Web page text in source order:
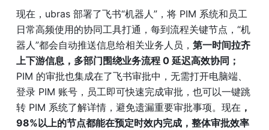
现在，ubras 部署了飞书“机器人”，将 PIM 系统和员工
日常高频使用的协同工具打通，每到流程关键节点，“机
器人”都会自动推送信息给相关业务人员， 第一时间拉齐
上下游信息，多部门围绕业务流程 0 延迟高效协同；
PIM 的审批也集成在了飞书审批中，无需打开电脑端、
登录 PIM 账号，员工即可快速完成审批，也可以一键跳
转 PIM 系统了解详情，避免遗漏重要审批事项。现在 ，
98%以上的节点都能在预定时效内完成，整体审批效率